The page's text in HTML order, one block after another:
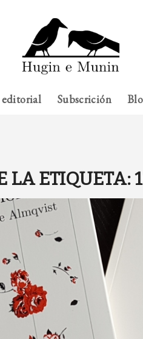
Subscrición
LA ETIQUETA: